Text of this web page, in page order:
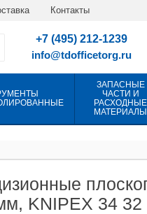
Контакты
+7 (495) 212-1239
info@tdofficetorg.ru
ЗАПАСНЫЕ
ЧАСТИ И
РАСХОДНЫЕ
МАТЕРИАЛЫ
KNIPEX 34 32